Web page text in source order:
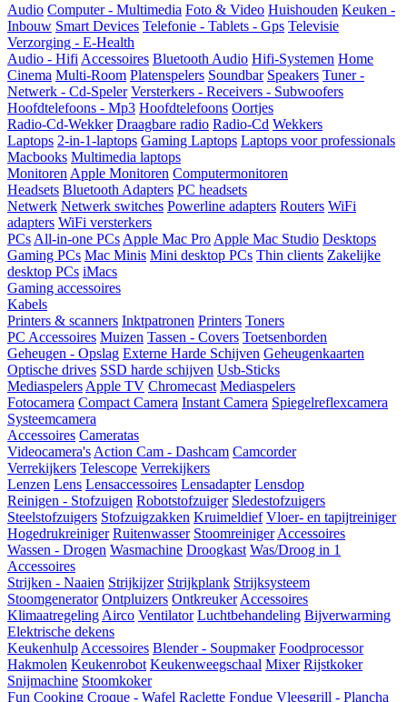
Audio Computer - Multimedia Foto & Video Huishouden Keuken -
Inbouw Smart Devices Telefonie - Tablets - Gps Televisie
Verzorging - E-Health
Audio - Hifi Accessoires Bluetooth Audio Hifi-Systemen Home
Cinema Multi-Room Platenspelers Soundbar Speakers Tuner -
Netwerk - Cd-Speler Versterkers - Receivers - Subwoofers
Hoofdtelefoons - Mp3 Hoofdtelefoons Oortjes
Radio-Cd-Wekker Draagbare radio Radio-Cd Wekkers
Laptops 2-in-1-laptops Gaming Laptops Laptops voor professionals
Macbooks Multimedia laptops
Monitoren Apple Monitoren Computermonitoren
Headsets Bluetooth Adapters PC headsets
Netwerk Netwerk switches Powerline adapters Routers WiFi
adapters WiFi versterkers
PCs All-in-one PCs Apple Mac Pro Apple Mac Studio Desktops
Gaming PCs Mac Minis Mini desktop PCs Thin clients Zakelijke
desktop PCs iMacs
Gaming accessoires
Kabels
Printers & scanners Inktpatronen Printers Toners
PC Accessoires Muizen Tassen - Covers Toetsenborden
Geheugen - Opslag Externe Harde Schijven Geheugenkaarten
Optische drives SSD harde schijven Usb-Sticks
Mediaspelers Apple TV Chromecast Mediaspelers
Fotocamera Compact Camera Instant Camera Spiegelreflexcamera
Systeemcamera
Accessoires Cameratas
Videocamera's Action Cam - Dashcam Camcorder
Verrekijkers Telescope Verrekijkers
Lenzen Lens Lensaccessoires Lensadapter Lensdop
Reinigen - Stofzuigen Robotstofzuiger Sledestofzuigers
Steelstofzuigers Stofzuigzakken Kruimeldief Vloer- en tapijtreiniger
Hogedrukreiniger Ruitenwasser Stoomreiniger Accessoires
Wassen - Drogen Wasmachine Droogkast Was/Droog in 1
Accessoires
Strijken - Naaien Strijkijzer Strijkplank Strijksysteem
Stoomgenerator Ontpluizers Ontkreuker Accessoires
Klimaatregeling Airco Ventilator Luchtbehandeling Bijverwarming
Elektrische dekens
Keukenhulp Accessoires Blender - Soupmaker Foodprocessor
Hakmolen Keukenrobot Keukenweegschaal Mixer Rijstkoker
Snijmachine Stoomkoker
Fun Cooking Croque - Wafel Raclette Fondue Vleesgrill - Plancha